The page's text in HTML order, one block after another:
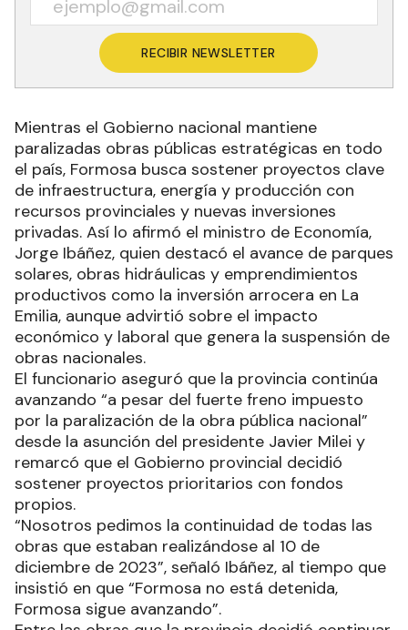
RECIBIR NEWSLETTER
Mientras el Gobierno nacional mantiene
paralizadas obras públicas estratégicas en todo
el país, Formosa busca sostener proyectos clave
de infraestructura, energía y producción con
recursos provinciales y nuevas inversiones
privadas. Así lo afirmó el ministro de Economía,
Jorge Ibáñez, quien destacó el avance de parques
solares, obras hidráulicas y emprendimientos
productivos como la inversión arrocera en La
Emilia, aunque advirtió sobre el impacto
económico y laboral que genera la suspensión de
obras nacionales.
El funcionario aseguró que la provincia continúa
avanzando “a pesar del fuerte freno impuesto
por la paralización de la obra pública nacional”
desde la asunción del presidente Javier Milei y
remarcó que el Gobierno provincial decidió
sostener proyectos prioritarios con fondos
propios.
“Nosotros pedimos la continuidad de todas las
obras que estaban realizándose al 10 de
diciembre de 2023”, señaló Ibáñez, al tiempo que
insistió en que “Formosa no está detenida,
Formosa sigue avanzando”.